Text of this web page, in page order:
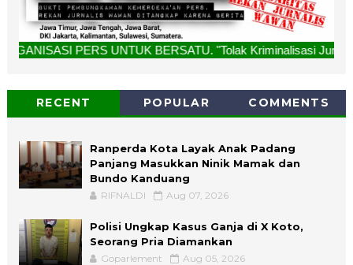
PERS UNTUK BERSATU. "Tolak Kriminalisasi Jurnalis, Rekan
RECENT POPULAR COMMENTS
Ranperda Kota Layak Anak Padang
Panjang Masukkan Ninik Mamak dan
Bundo Kanduang
RIFNALDI Aug 07, 2026
Polisi Ungkap Kasus Ganja di X Koto,
Seorang Pria Diamankan
Goparlement Aug 05, 2026